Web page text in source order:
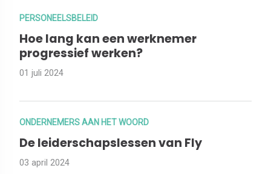
PERSONEELSBELEID
Hoe lang kan een werknemer
progressief werken?
01 juli 2024
ONDERNEMERS AAN HET WOORD
De leiderschapslessen van Fly
03 april 2024